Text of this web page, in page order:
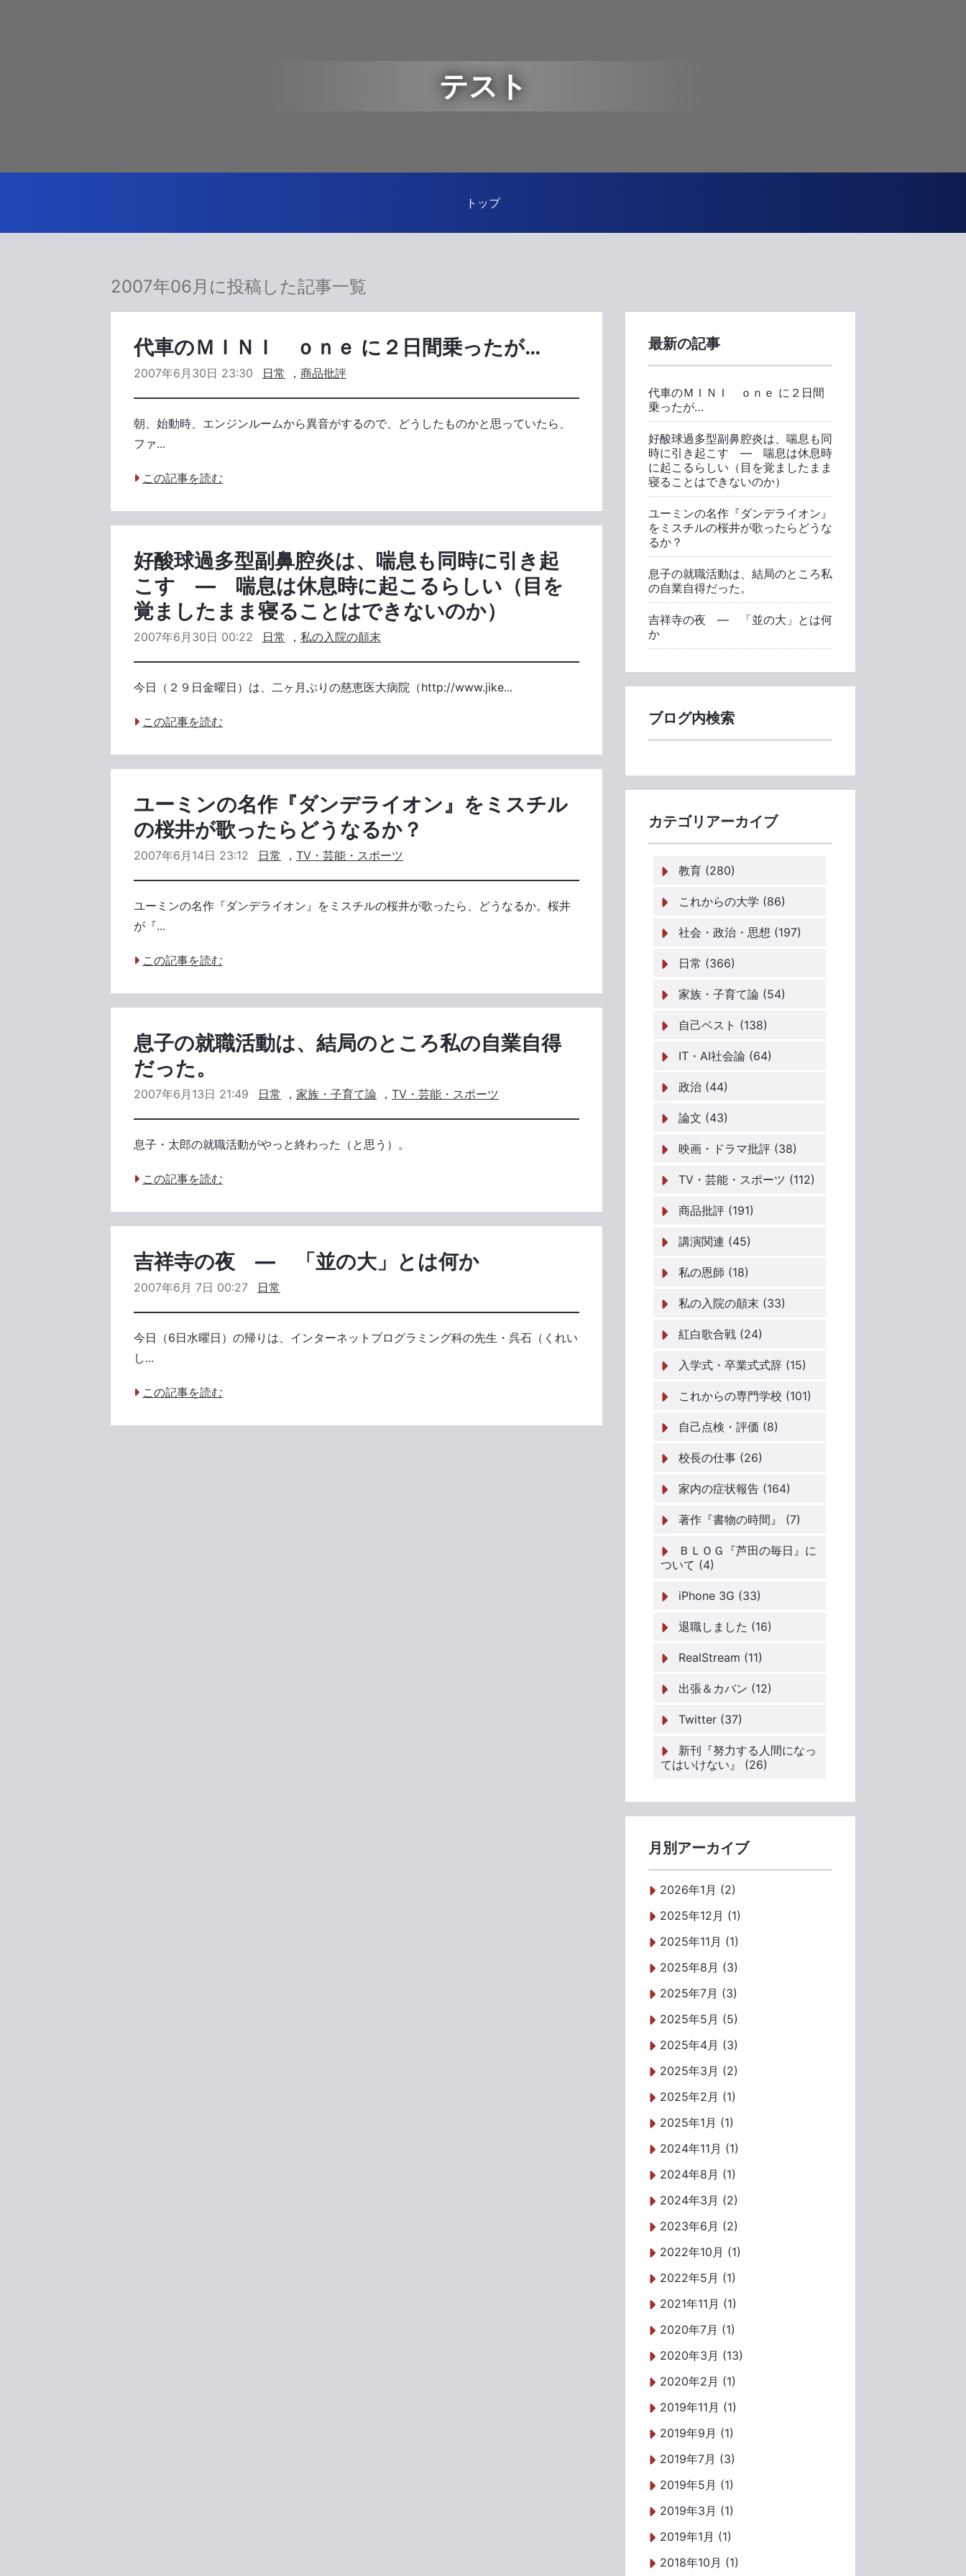
テスト
トップ
2007年06月に投稿した記事一覧
代車のＭＩＮＩ ｏｎｅ に２日間乗ったが…
2007年6月30日 23:30 日常 ， 商品批評
朝、始動時、エンジンルームから異音がするので、どうしたものかと思っていたら、
ファ...
この記事を読む
好酸球過多型副鼻腔炎は、喘息も同時に引き起
こす ― 喘息は休息時に起こるらしい（目を
覚ましたまま寝ることはできないのか）
2007年6月30日 00:22 日常 ， 私の入院の顛末
今日（２９日金曜日）は、二ヶ月ぶりの慈恵医大病院（http://www.jike...
この記事を読む
ユーミンの名作『ダンデライオン』をミスチル
の桜井が歌ったらどうなるか？
2007年6月14日 23:12 日常 ， TV・芸能・スポーツ
ユーミンの名作『ダンデライオン』をミスチルの桜井が歌ったら、どうなるか。桜井
が『...
この記事を読む
息子の就職活動は、結局のところ私の自業自得
だった。
2007年6月13日 21:49 日常 ， 家族・子育て論 ， TV・芸能・スポーツ
息子・太郎の就職活動がやっと終わった（と思う）。
この記事を読む
吉祥寺の夜 ― 「並の大」とは何か
2007年6月 7日 00:27 日常
今日（6日水曜日）の帰りは、インターネットプログラミング科の先生・呉石（くれい
し...
この記事を読む
最新の記事
代車のＭＩＮＩ ｏｎｅ に２日間
乗ったが…
好酸球過多型副鼻腔炎は、喘息も同
時に引き起こす ― 喘息は休息時
に起こるらしい（目を覚ましたまま
寝ることはできないのか）
ユーミンの名作『ダンデライオン』
をミスチルの桜井が歌ったらどうな
るか？
息子の就職活動は、結局のところ私
の自業自得だった。
吉祥寺の夜 ― 「並の大」とは何
か
ブログ内検索
カテゴリアーカイブ
教育 (280)
これからの大学 (86)
社会・政治・思想 (197)
日常 (366)
家族・子育て論 (54)
自己ベスト (138)
IT・AI社会論 (64)
政治 (44)
論文 (43)
映画・ドラマ批評 (38)
TV・芸能・スポーツ (112)
商品批評 (191)
講演関連 (45)
私の恩師 (18)
私の入院の顛末 (33)
紅白歌合戦 (24)
入学式・卒業式式辞 (15)
これからの専門学校 (101)
自己点検・評価 (8)
校長の仕事 (26)
家内の症状報告 (164)
著作『書物の時間』 (7)
ＢＬＯＧ『芦田の毎日』に
ついて (4)
iPhone 3G (33)
退職しました (16)
RealStream (11)
出張＆カバン (12)
Twitter (37)
新刊『努力する人間になっ
てはいけない』 (26)
月別アーカイブ
2026年1月 (2)
2025年12月 (1)
2025年11月 (1)
2025年8月 (3)
2025年7月 (3)
2025年5月 (5)
2025年4月 (3)
2025年3月 (2)
2025年2月 (1)
2025年1月 (1)
2024年11月 (1)
2024年8月 (1)
2024年3月 (2)
2023年6月 (2)
2022年10月 (1)
2022年5月 (1)
2021年11月 (1)
2020年7月 (1)
2020年3月 (13)
2020年2月 (1)
2019年11月 (1)
2019年9月 (1)
2019年7月 (3)
2019年5月 (1)
2019年3月 (1)
2019年1月 (1)
2018年10月 (1)